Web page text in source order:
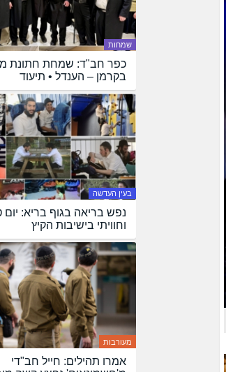
שמחות
כפר חב"ד: שמחת חתונת
בקרמן – הענדל • תיעוד
בעין העדשה
נפש בריאה בגוף בריא: יום
וחוויתי בישיבות הקיץ
מעורבות
אמרו תהילים: חייל חב"די